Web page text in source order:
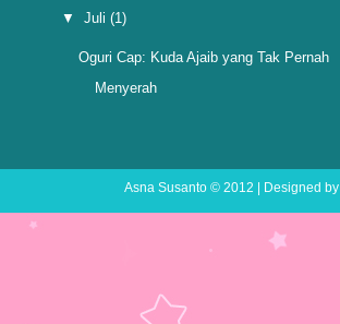
▼ Juli (1)
Oguri Cap: Kuda Ajaib yang Tak Pernah
Menyerah
Asna Susanto© 2012 | Designed by